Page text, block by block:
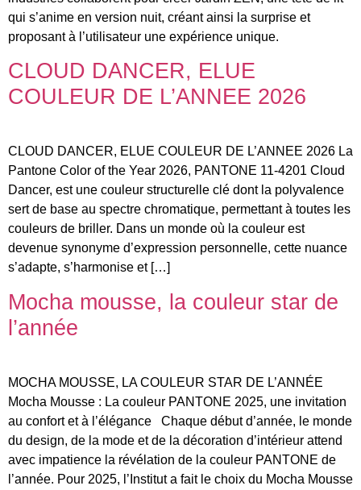
qui s’anime en version nuit, créant ainsi la surprise et
proposant à l’utilisateur une expérience unique.
CLOUD DANCER, ELUE
COULEUR DE L’ANNEE 2026
CLOUD DANCER, ELUE COULEUR DE L’ANNEE 2026 La
Pantone Color of the Year 2026, PANTONE 11-4201 Cloud
Dancer, est une couleur structurelle clé dont la polyvalence
sert de base au spectre chromatique, permettant à toutes les
couleurs de briller. Dans un monde où la couleur est
devenue synonyme d’expression personnelle, cette nuance
s’adapte, s’harmonise et […]
Mocha mousse, la couleur star de
l’année
MOCHA MOUSSE, LA COULEUR STAR DE L’ANNÉE
Mocha Mousse : La couleur PANTONE 2025, une invitation
au confort et à l’élégance Chaque début d’année, le monde
du design, de la mode et de la décoration d’intérieur attend
avec impatience la révélation de la couleur PANTONE de
l’année. Pour 2025, l’Institut a fait le choix du Mocha Mousse